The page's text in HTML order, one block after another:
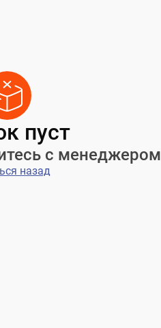
пуст
с менеджером
назад